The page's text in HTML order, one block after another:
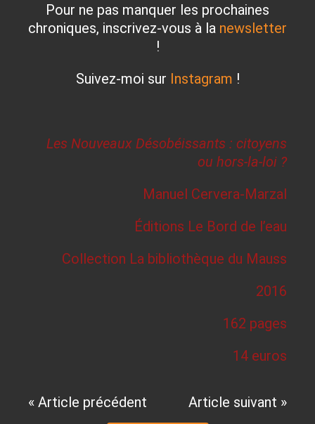
Pour ne pas manquer les prochaines
chroniques, inscrivez-vous à la newsletter
!
Suivez-moi sur Instagram !
Les Nouveaux Désobéissants : citoyens
ou hors-la-loi ?
Manuel Cervera-Marzal
Éditions Le Bord de l’eau
Collection La bibliothèque du Mauss
2016
162 pages
14 euros
« Article précédent Article suivant »